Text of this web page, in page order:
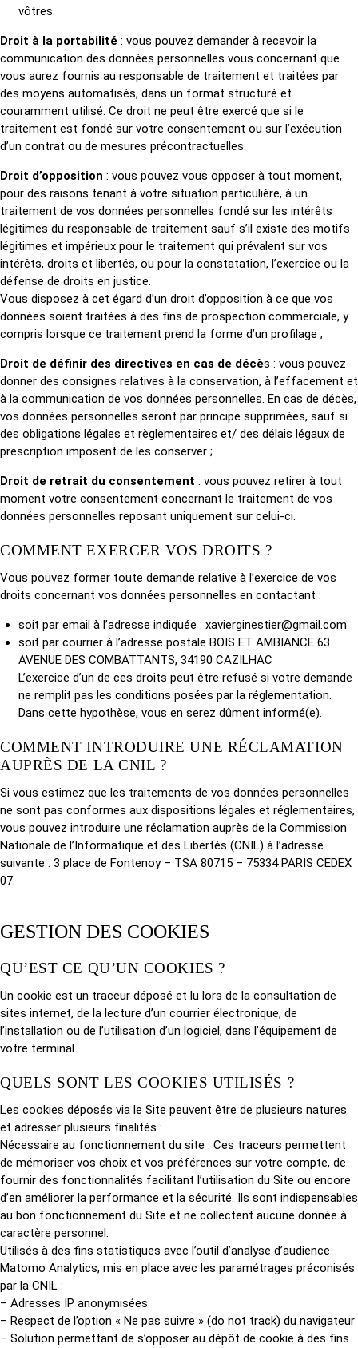
vôtres.
Droit à la portabilité : vous pouvez demander à recevoir la
communication des données personnelles vous concernant que
vous aurez fournis au responsable de traitement et traitées par
des moyens automatisés, dans un format structuré et
couramment utilisé. Ce droit ne peut être exercé que si le
traitement est fondé sur votre consentement ou sur l’exécution
d’un contrat ou de mesures précontractuelles.
Droit d’opposition : vous pouvez vous opposer à tout moment,
pour des raisons tenant à votre situation particulière, à un
traitement de vos données personnelles fondé sur les intérêts
légitimes du responsable de traitement sauf s’il existe des motifs
légitimes et impérieux pour le traitement qui prévalent sur vos
intérêts, droits et libertés, ou pour la constatation, l’exercice ou la
défense de droits en justice.
Vous disposez à cet égard d’un droit d’opposition à ce que vos
données soient traitées à des fins de prospection commerciale, y
compris lorsque ce traitement prend la forme d’un profilage ;
Droit de définir des directives en cas de décès : vous pouvez
donner des consignes relatives à la conservation, à l’effacement et
à la communication de vos données personnelles. En cas de décès,
vos données personnelles seront par principe supprimées, sauf si
des obligations légales et règlementaires et/ des délais légaux de
prescription imposent de les conserver ;
Droit de retrait du consentement : vous pouvez retirer à tout
moment votre consentement concernant le traitement de vos
données personnelles reposant uniquement sur celui-ci.
COMMENT EXERCER VOS DROITS ?
Vous pouvez former toute demande relative à l’exercice de vos
droits concernant vos données personnelles en contactant :
soit par email à l’adresse indiquée : xavierginestier@gmail.com
soit par courrier à l’adresse postale BOIS ET AMBIANCE 63
AVENUE DES COMBATTANTS, 34190 CAZILHAC
L’exercice d’un de ces droits peut être refusé si votre demande
ne remplit pas les conditions posées par la réglementation.
Dans cette hypothèse, vous en serez dûment informé(e).
COMMENT INTRODUIRE UNE RÉCLAMATION
AUPRÈS DE LA CNIL ?
Si vous estimez que les traitements de vos données personnelles
ne sont pas conformes aux dispositions légales et réglementaires,
vous pouvez introduire une réclamation auprès de la Commission
Nationale de l’Informatique et des Libertés (CNIL) à l’adresse
suivante : 3 place de Fontenoy – TSA 80715 – 75334 PARIS CEDEX
07.
GESTION DES COOKIES
QU’EST CE QU’UN COOKIES ?
Un cookie est un traceur déposé et lu lors de la consultation de
sites internet, de la lecture d’un courrier électronique, de
l’installation ou de l’utilisation d’un logiciel, dans l’équipement de
votre terminal.
QUELS SONT LES COOKIES UTILISÉS ?
Les cookies déposés via le Site peuvent être de plusieurs natures
et adresser plusieurs finalités :
Nécessaire au fonctionnement du site : Ces traceurs permettent
de mémoriser vos choix et vos préférences sur votre compte, de
fournir des fonctionnalités facilitant l’utilisation du Site ou encore
d’en améliorer la performance et la sécurité. Ils sont indispensables
au bon fonctionnement du Site et ne collectent aucune donnée à
caractère personnel.
Utilisés à des fins statistiques avec l’outil d’analyse d’audience
Matomo Analytics, mis en place avec les paramétrages préconisés
par la CNIL :
– Adresses IP anonymisées
– Respect de l’option « Ne pas suivre » (do not track) du navigateur
– Solution permettant de s’opposer au dépôt de cookie à des fins